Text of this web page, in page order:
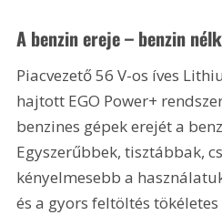
A benzin ereje – benzin
Piacvezető 56 V-os íves
hajtott EGO Power+
benzines gépek erejét a
Egyszerűbbek, tisztábbak,
kényelmesebb a
és a gyors feltöltés